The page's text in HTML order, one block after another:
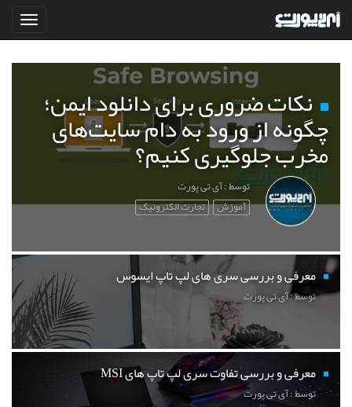
نکات ضروری برای دانلود ایمن؛
چگونه از ورود به دام سایت‌های
مخرب جلوگیری کنیم؟
توسط : آی تی پورت
آموزش تجارت الکترونیک
معرفی و بررسی سری های لپ تاپ ایسوس
توسط : آی تی پورت
معرفی و بررسی تفاوت سری لپ تاپ های MSI
توسط : آی تی پورت